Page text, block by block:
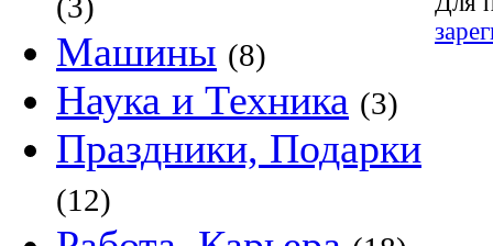
Машины (8)
Наука и Техника (3)
Праздники, Подарки
(12)